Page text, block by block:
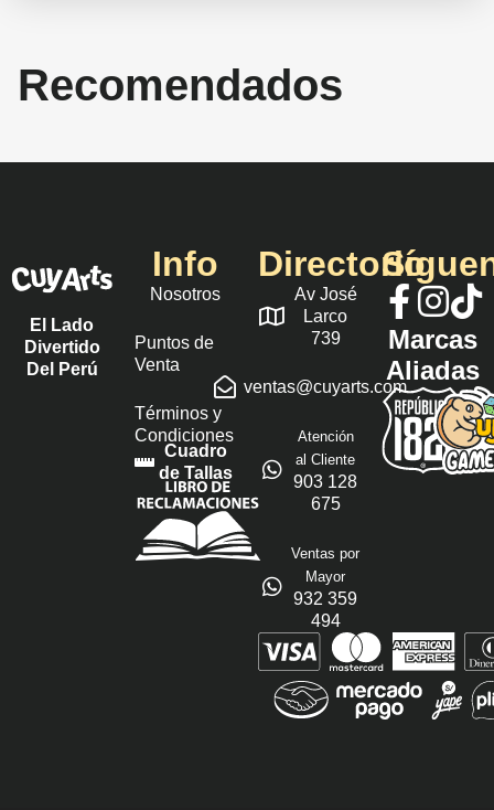
Recomendados
El Lado
Divertido
Del Perú
Info
Nosotros
Puntos de
Venta
Términos y
Condiciones
Cuadro
de Tallas
Directorio
Av José
Larco
739
ventas@cuyarts.com
Atención
al Cliente
903 128
675
Ventas por
Mayor
932 359
494
Marcas
Aliadas